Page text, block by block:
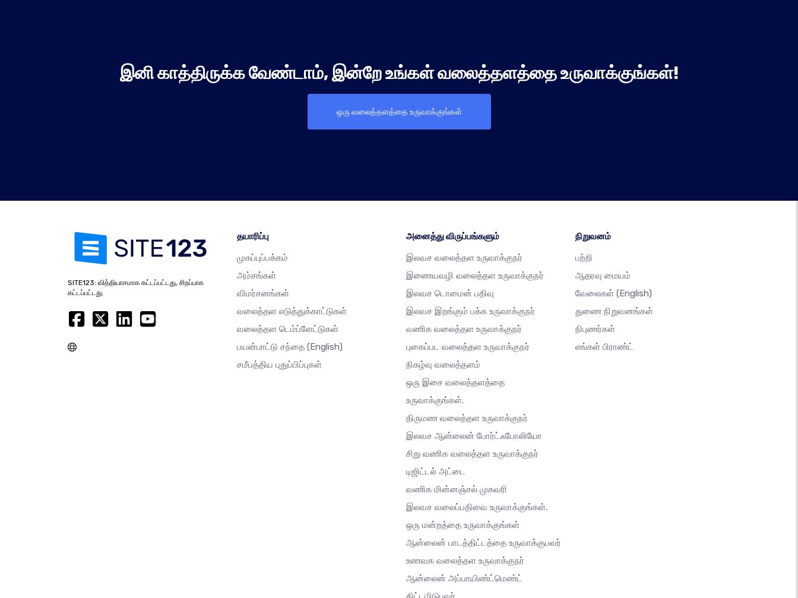
இனி காத்திருக்க வேண்டாம், இன்றே உங்கள் வலைத்தளத்தை உருவாக்குங்கள்!
ஒரு வலைத்தளத்தை உருவாக்குங்கள்
SITE123: வித்தியாசமாக கட்டப்பட்டது, சிறப்பாக
கட்டப்பட்டது.
தயாரிப்பு
முகப்புப்பக்கம்
அம்சங்கள்
விமர்சனங்கள்
வலைத்தள எடுத்துக்காட்டுகள்
வலைத்தள டெம்ப்ளேட்டுகள்
பயன்பாட்டு சந்தை (English)
சமீபத்திய புதுப்பிப்புகள்
அனைத்து விருப்பங்களும்
இலவச வலைத்தள உருவாக்குநர்
இணையவழி வலைத்தள உருவாக்குநர்
இலவச டொமைன் பதிவு
இலவச இறங்கும் பக்க உருவாக்குநர்
வணிக வலைத்தள உருவாக்குநர்
புகைப்பட வலைத்தள உருவாக்குநர்
நிகழ்வு வலைத்தளம்
ஒரு இசை வலைத்தளத்தை
உருவாக்குங்கள்.
திருமண வலைத்தள உருவாக்குநர்
இலவச ஆன்லைன் போர்ட்ஃபோலியோ
சிறு வணிக வலைத்தள உருவாக்குநர்
டிஜிட்டல் அட்டை
வணிக மின்னஞ்சல் முகவரி
இலவச வலைப்பதிவை உருவாக்குங்கள்.
ஒரு மன்றத்தை உருவாக்குங்கள்
ஆன்லைன் பாடத்திட்டத்தை உருவாக்குபவர்
உணவக வலைத்தள உருவாக்குநர்
ஆன்லைன் அப்பாயிண்ட்மெண்ட்
நிறுவனம்
பற்றி
ஆதரவு மையம்
வேலைகள் (English)
துணை நிறுவனங்கள்
நிபுணர்கள்
எங்கள் பிராண்ட்